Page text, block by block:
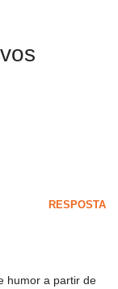
RESPOSTA
humor a partir de